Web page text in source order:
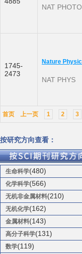
NAT
1745-
2473
Nature
NAT PHYS
首页 上一页 1 2 3
按研究方向查看：
生命科学(480)
化学科学(566)
无机非金属材料(210)
无机化学(162)
金属材料(143)
高分子科学(131)
数学(119)